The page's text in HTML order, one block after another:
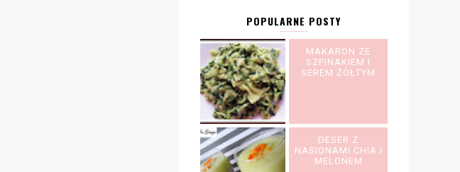
POPULARNE POSTY
MAKARON ZE
SZPINAKIEM I
SEREM ŻÓŁTYM
DESER Z
NASIONAMI CHIA I
MELONEM